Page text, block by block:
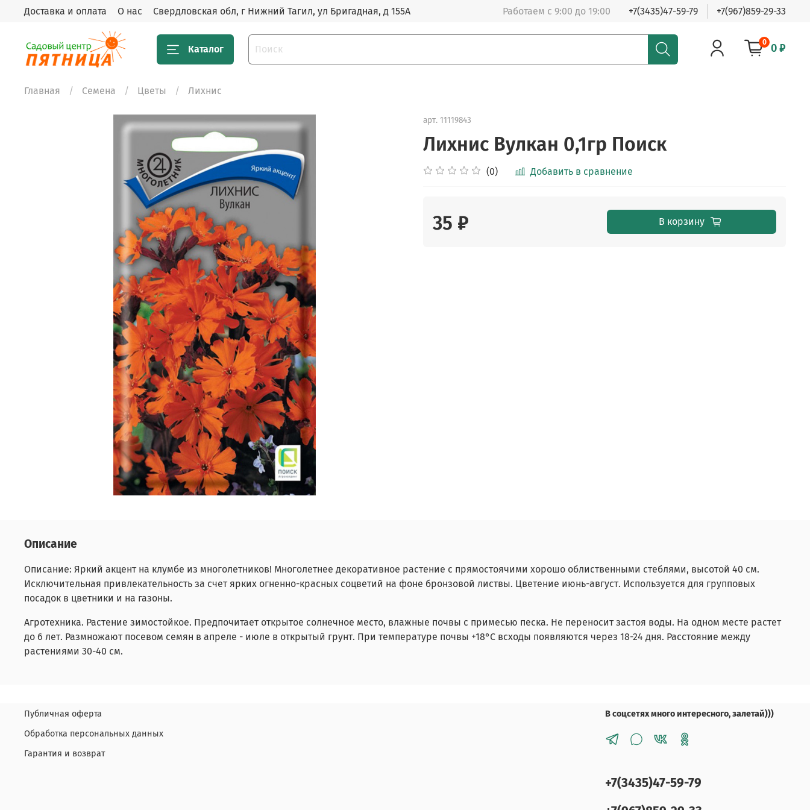
Доставка и оплата О нас Свердловская обл, г Нижний Тагил, ул Бригадная, д 155А Работаем с 9:00 до 19:00 +7(3435)47-59-79 +7(967)859-29-33
Каталог
0 0 ₽
Главная Семена Цветы Лихнис
арт. 11119843
Лихнис Вулкан 0,1гр Поиск
(0) Добавить в сравнение
35 ₽ В корзину
Описание
Описание: Яркий акцент на клумбе из многолетников! Многолетнее декоративное растение с прямостоячими хорошо облиственными стеблями, высотой 40 см.
Исключительная привлекательность за счет ярких огненно-красных соцветий на фоне бронзовой листвы. Цветение июнь-август. Используется для групповых
посадок в цветники и на газоны.
Агротехника. Растение зимостойкое. Предпочитает открытое солнечное место, влажные почвы с примесью песка. Не переносит застоя воды. На одном месте растет
до 6 лет. Размножают посевом семян в апреле - июле в открытый грунт. При температуре почвы +18°C всходы появляются через 18-24 дня. Расстояние между
растениями 30-40 см.
Публичная оферта
Обработка персональных данных
Гарантия и возврат
В соцсетях много интересного, залетай)))
+7(3435)47-59-79